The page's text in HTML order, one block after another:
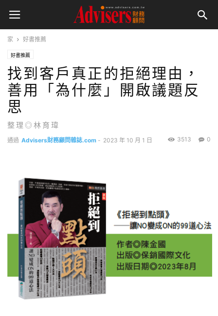
家 好書推薦
好書推薦
找到客戶真正的拒絕理由，
善用「為什麼」開啟議題反
思
整理◎林育瑋
通過 Advisers財務顧問雜誌.com - 2023 年 10 月 1 日 0
3513